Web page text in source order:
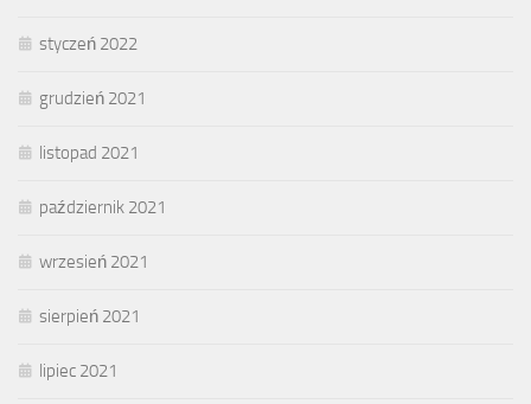
styczeń 2022
grudzień 2021
listopad 2021
październik 2021
wrzesień 2021
sierpień 2021
lipiec 2021